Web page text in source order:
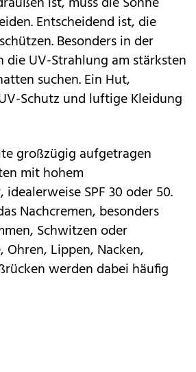
Entscheidend ist, die
Besonders in der
UV-Strahlung am stärksten
suchen. Ein Hut,
Schutz und luftige Kleidung
großzügig aufgetragen
mit hohem
SPF 30 oder 50.
Nachcremen, besonders
Schwitzen oder
Ohren, Lippen, Nacken,
werden dabei häufig